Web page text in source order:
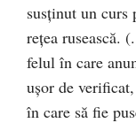
susţinut un
reţea rusească.
felul în care
uşor de
în care să fie